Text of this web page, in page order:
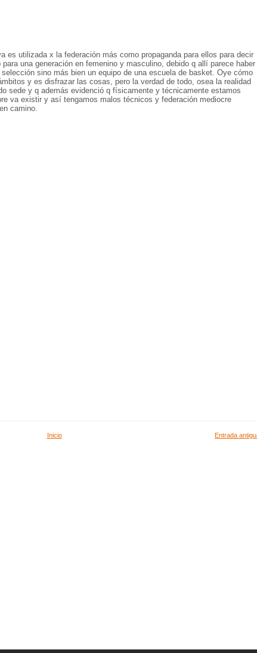
es utilizada x la federación más como propaganda para ellos para decir
una generación en femenino y masculino, debido q allí parece haber
sino más bien un equipo de una escuela de basket. Oye cómo
y es disfrazar las cosas, pero la verdad de todo, osea la realidad
sede y q además evidenció q físicamente y técnicamente estamos
va existir y así tengamos malos técnicos y federación mediocre
camino.
Entrada
Inicio